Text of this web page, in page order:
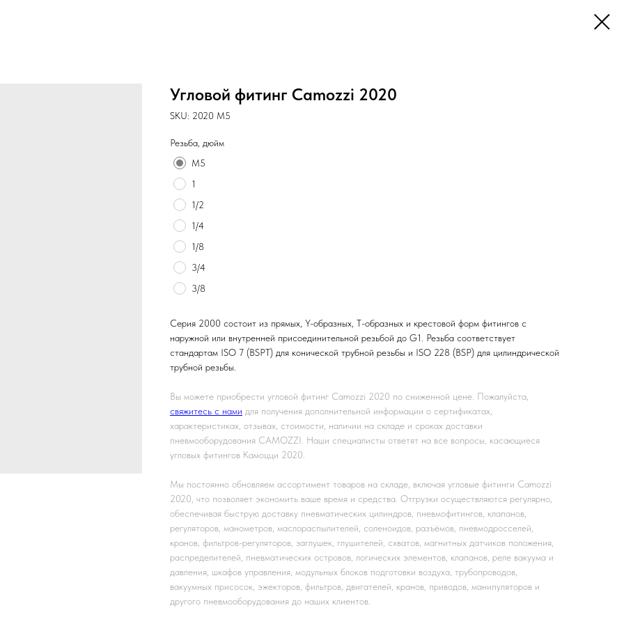
Угловой фитинг Camozzi 2020
SKU: 2020 M5
Резьба, дюйм
M5
1
1/2
1/4
1/8
3/4
3/8
Серия 2000 состоит из прямых, Y-образных, T-образных и крестовой форм фитингов с
наружной или внутренней присоединительной резьбой до G1. Резьба соответствует
стандартам ISO 7 (BSPT) для конической трубной резьбы и ISO 228 (BSP) для цилиндрической
трубной резьбы.
Вы можете приобрести угловой фитинг Camozzi 2020 по сниженной цене. Пожалуйста,
свяжитесь с нами для получения дополнительной информации о сертификатах,
характеристиках, отзывах, стоимости, наличии на складе и сроках доставки
пневмооборудования CAMOZZI. Наши специалисты ответят на все вопросы, касающиеся
угловых фитингов Камоцци 2020.
Мы постоянно обновляем ассортимент товаров на складе, включая угловые фитинги Camozzi
2020, что позволяет экономить ваше время и средства. Отгрузки осуществляются регулярно,
обеспечивая быструю доставку пневматических цилиндров, пневмофитингов, клапанов,
регуляторов, манометров, маслораспылителей, соленоидов, разъёмов, пневмодросселей,
кранов, фильтров-регуляторов, заглушек, глушителей, схватов, магнитных датчиков положения,
распределителей, пневматических островов, логических элементов, клапанов, реле вакуума и
давления, шкафов управления, модульных блоков подготовки воздуха, трубопроводов,
вакуумных присосок, эжекторов, фильтров, двигателей, кранов, приводов, манипуляторов и
другого пневмооборудования до наших клиентов.